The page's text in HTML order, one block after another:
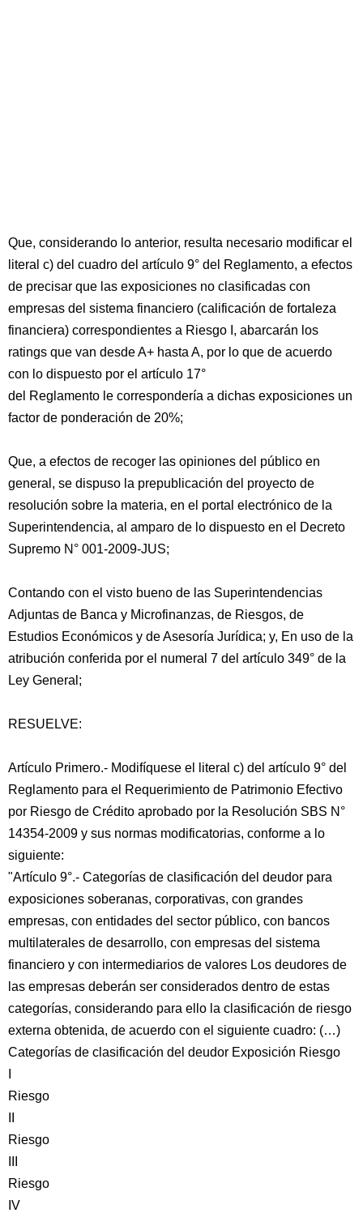
Que, considerando lo anterior, resulta necesario modificar el
literal c) del cuadro del artículo 9° del Reglamento, a efectos
de precisar que las exposiciones no clasificadas con
empresas del sistema financiero (calificación de fortaleza
financiera) correspondientes a Riesgo I, abarcarán los
ratings que van desde A+ hasta A, por lo que de acuerdo
con lo dispuesto por el artículo 17°
del Reglamento le correspondería a dichas exposiciones un
factor de ponderación de 20%;
Que, a efectos de recoger las opiniones del público en
general, se dispuso la prepublicación del proyecto de
resolución sobre la materia, en el portal electrónico de la
Superintendencia, al amparo de lo dispuesto en el Decreto
Supremo N° 001-2009-JUS;
Contando con el visto bueno de las Superintendencias
Adjuntas de Banca y Microfinanzas, de Riesgos, de
Estudios Económicos y de Asesoría Jurídica; y, En uso de la
atribución conferida por el numeral 7 del artículo 349° de la
Ley General;
RESUELVE:
Artículo Primero.- Modifíquese el literal c) del artículo 9° del
Reglamento para el Requerimiento de Patrimonio Efectivo
por Riesgo de Crédito aprobado por la Resolución SBS N°
14354-2009 y sus normas modificatorias, conforme a lo
siguiente:
"Artículo 9°.- Categorías de clasificación del deudor para
exposiciones soberanas, corporativas, con grandes
empresas, con entidades del sector público, con bancos
multilaterales de desarrollo, con empresas del sistema
financiero y con intermediarios de valores Los deudores de
las empresas deberán ser considerados dentro de estas
categorías, considerando para ello la clasificación de riesgo
externa obtenida, de acuerdo con el siguiente cuadro: (…)
Categorías de clasificación del deudor Exposición Riesgo
Riesgo
Riesgo
Riesgo
IV